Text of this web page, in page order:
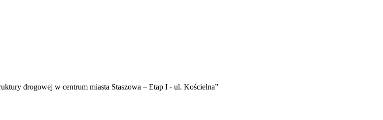
drogowej w centrum miasta Staszowa – Etap I - ul. Kościelna”